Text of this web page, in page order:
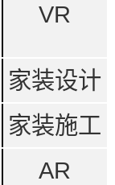
VR
家装设计
家装施工
AR